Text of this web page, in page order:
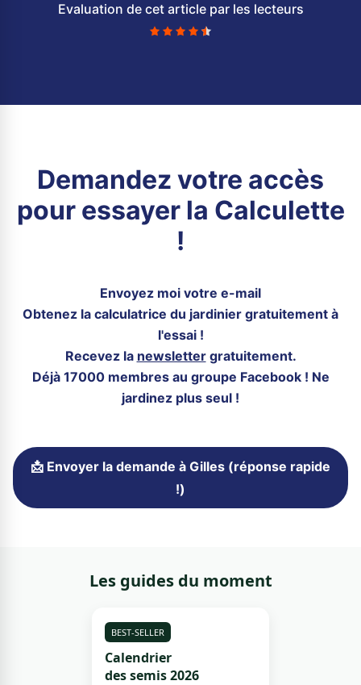
Evaluation de cet article par les lecteurs
Demandez votre accès
pour essayer la Calculette
!
Envoyez moi votre e-mail
Obtenez la calculatrice du jardinier gratuitement à
l'essai !
Recevez la newslettergratuitement.
Déjà 17000 membres au groupe Facebook ! Ne
jardinez plus seul !
📩 Envoyer la demande à Gilles (réponse rapide
!)
Les guides du moment
BEST-SELLER
Calendrier
des semis 2026